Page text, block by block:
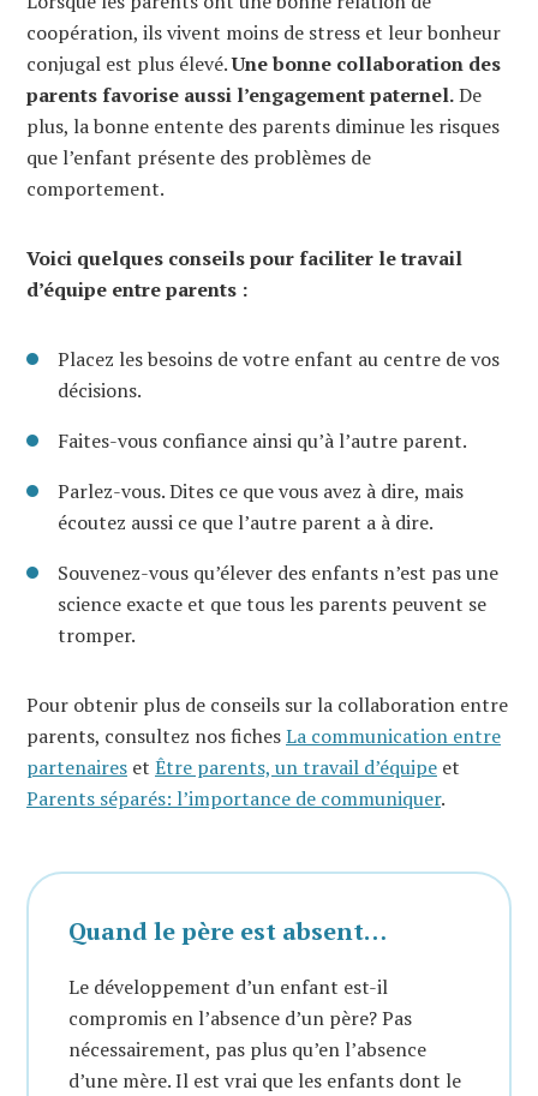
coopération, ils vivent moins de stress et leur bonheur
conjugal est plus élevé.Une bonne collaboration des
parents favorise aussi l’engagement paternel.De
plus, la bonne entente des parents diminue les risques
que l’enfant présente des problèmes de
comportement.
Voici quelques conseils pour faciliter le travail
d’équipe entre parents :
Placez les besoins de votre enfant au centre de vos
décisions.
Faites-vous confiance ainsi qu’à l’autre parent.
Parlez-vous. Dites ce que vous avez à dire, mais
écoutez aussi ce que l’autre parent a à dire.
Souvenez-vous qu’élever des enfants n’est pas une
science exacte et que tous les parents peuvent se
tromper.
Pour obtenir plus de conseils sur la collaboration entre
parents, consultez nos fichesLa communication entre
partenaires et Être parents, un travail d’équipe et
Parents séparés: l’importance de communiquer.
Quand le père est absent…
Le développement d’un enfant est-il
compromis en l’absence d’un père? Pas
nécessairement, pas plus qu’en l’absence
d’une mère. Il est vrai que les enfants dont le